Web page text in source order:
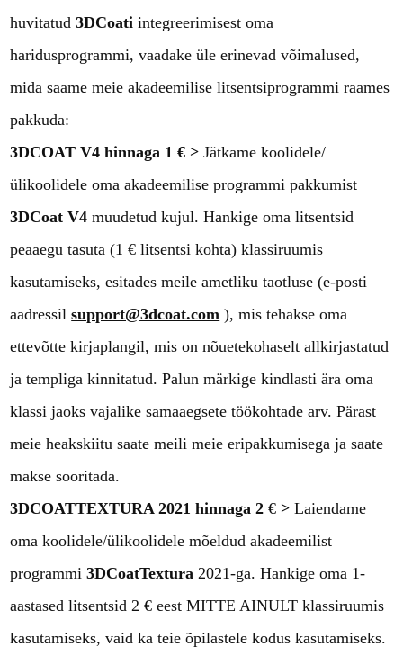
huvitatud3DCoati integreerimisest oma
haridusprogrammi, vaadake üle erinevad võimalused,
mida saame meie akadeemilise litsentsiprogrammi raames
pakkuda:
3DCOAT V4 hinnaga 1 € > Jätkame koolidele/
ülikoolidele oma akadeemilise programmi pakkumist
3DCoat V4 muudetud kujul. Hankige oma litsentsid
peaaegu tasuta (1 € litsentsi kohta) klassiruumis
kasutamiseks, esitades meile ametliku taotluse (e-posti
aadressilsupport@3dcoat.com ), mis tehakse oma
ettevõtte kirjaplangil, mis on nõuetekohaselt allkirjastatud
ja templiga kinnitatud. Palun märkige kindlasti ära oma
klassi jaoks vajalike samaaegsete töökohtade arv. Pärast
meie heakskiitu saate meili meie eripakkumisega ja saate
makse sooritada.
3DCOATTEXTURA 2021 hinnaga 2 € > Laiendame
oma koolidele/ülikoolidele mõeldud akadeemilist
programmi3DCoatTextura 2021-ga. Hankige oma 1-
aastased litsentsid 2 € eest MITTE AINULT klassiruumis
kasutamiseks, vaid ka teie õpilastele kodus kasutamiseks.